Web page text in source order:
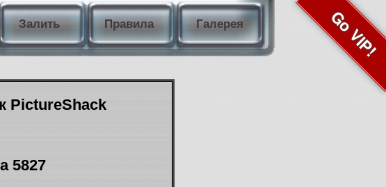
Залить Правила Галерея Go VIP!
PictureShack
5827